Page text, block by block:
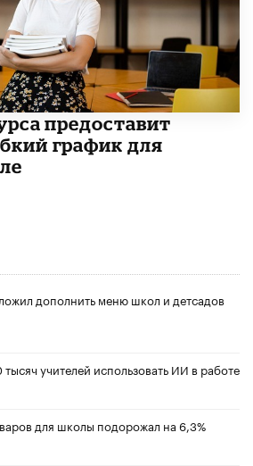
предоставит
график для
дополнить меню школ и детсадов
учителей использовать ИИ в работе
для школы подорожал на 6,3%